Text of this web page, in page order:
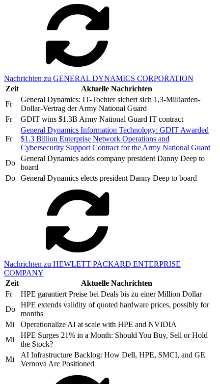
Nachrichten zu GENERAL DYNAMICS CORPORATION
Zeit
Aktuelle Nachrichten
Fr
General Dynamics: IT-Tochter sichert sich 1,3-Milliarden-
Dollar-Vertrag der Army National Guard
Fr
GDIT wins $1.3B Army National Guard IT contract
Fr
General Dynamics Information Technology: GDIT Awarded
$1.3 Billion Enterprise Network Operations and
Cybersecurity Support Contract for the Army National Guard
Do
General Dynamics adds company president Danny Deep to
board
Do
General Dynamics elects president Danny Deep to board
Nachrichten zu HEWLETT PACKARD ENTERPRISE
COMPANY
Zeit
Aktuelle Nachrichten
Fr
HPE garantiert Preise bei Deals bis zu einer Million Dollar
Do
HPE extends validity of quoted hardware prices, possibly for
months
Mi
Operationalize AI at scale with HPE and NVIDIA
Mi
HPE Surges 21% in a Month: Should You Buy, Sell or Hold
the Stock?
Mi
AI Infrastructure Backlog: How Dell, HPE, SMCI, and GE
Vernova Are Positioned